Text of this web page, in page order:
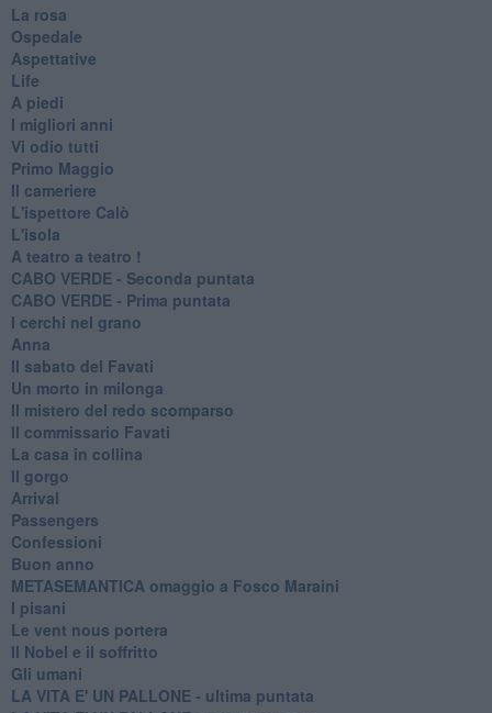
La rosa
Ospedale
Aspettative
Life
A piedi
I migliori anni
Vi odio tutti
Primo Maggio
Il cameriere
L'ispettore Calò
L'isola
A teatro a teatro !
CABO VERDE - Seconda puntata
CABO VERDE - Prima puntata
I cerchi nel grano
Anna
Il sabato del Favati
Un morto in milonga
Il mistero del redo scomparso
Il commissario Favati
La casa in collina
Il gorgo
Arrival
Passengers
Confessioni
Buon anno
METASEMANTICA omaggio a Fosco Maraini
I pisani
Le vent nous portera
Il Nobel e il soffritto
Gli umani
LA VITA E' UN PALLONE - ultima puntata